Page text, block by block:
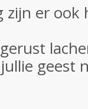
er ook
geest